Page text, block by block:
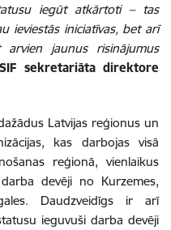
iegūt atkārtoti – tas
ieviestās iniciatīvas, bet arī
jaunus risinājumus
sekretariāta direktore
Latvijas reģionus un
kas darbojas visā
reģionā, vienlaikus
devēji no Kurzemes,
Daudzveidīgs ir arī
ieguvuši darba devēji